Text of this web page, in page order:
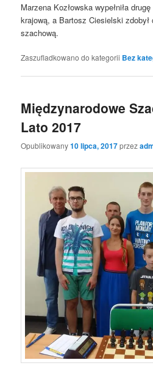
Marzena Kozłowska wypełniła
krajową, a Bartosz Ciesielski zdobył
szachową.
Zaszufladkowano do kategorii Bez
Międzynarodowe
Lato 2017
Opublikowany10 lipca, 2017przez